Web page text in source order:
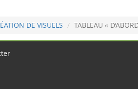
DE VISUELS TABLEAU «